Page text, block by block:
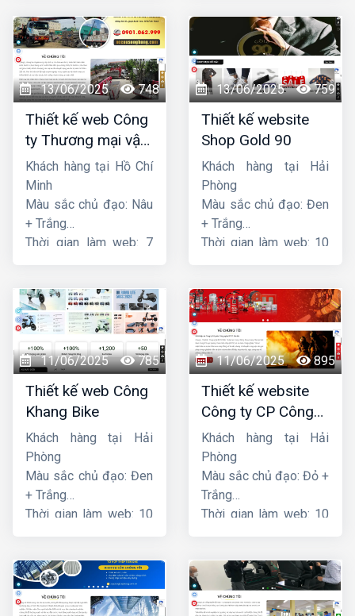
13/06/2025 748
Thiết kế web Công
ty Thương mại vận
tải Song Bằng
Khách hàng tại Hồ Chí
Minh
Màu sắc chủ đạo: Nâu
+ Trắng
Thời gian làm web: 7
13/06/2025 759
Thiết kế website
Shop Gold 90
Khách hàng tại Hải
Phòng
Màu sắc chủ đạo: Đen
+ Trắng
Thời gian làm web: 10
11/06/2025 785
Thiết kế web Công
Khang Bike
Khách hàng tại Hải
Phòng
Màu sắc chủ đạo: Đen
+ Trắng
Thời gian làm web: 10
11/06/2025 895
Thiết kế website
Công ty CP Công
nghệ PCCC Bắc Hà
Khách hàng tại Hải
Phòng
Màu sắc chủ đạo: Đỏ +
Trắng
Thời gian làm web: 10